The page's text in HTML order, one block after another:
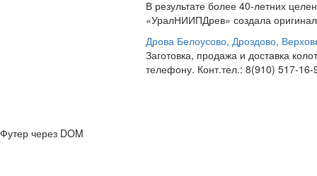
В результате более 40-летних
«УралНИИПДрев» создала
Дрова Белоусово, Дроздово,
Заготовка, продажа и доставка
телефону. Конт.тел.: 8(910) 517-
Футер через DOM